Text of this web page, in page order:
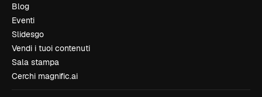
Blog
Eventi
Slidesgo
Vendi i tuoi contenuti
Sala stampa
Cerchi magnific.ai